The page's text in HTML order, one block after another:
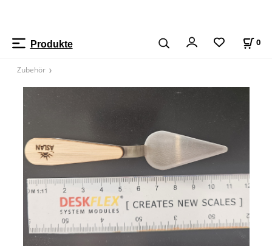
Produkte 0
Zubehör